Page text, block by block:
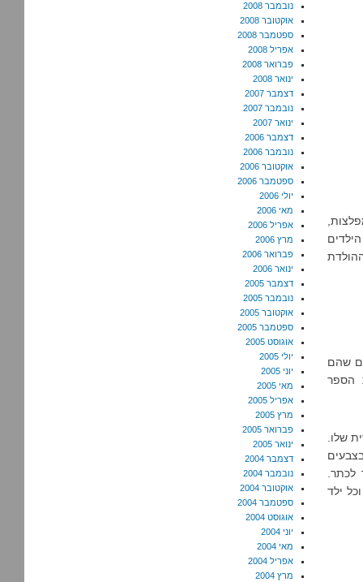
שהם
הספר
שלו.
לכתר.
ילד
נובמבר 2008
אוקטובר 2008
ספטמבר 2008
אפריל 2008
פברואר 2008
ינואר 2008
דצמבר 2007
נובמבר 2007
ינואר 2007
דצמבר 2006
נובמבר 2006
אוקטובר 2006
ספטמבר 2006
יולי 2006
מאי 2006
אפריל 2006
מרץ 2006
פברואר 2006
ינואר 2006
דצמבר 2005
נובמבר 2005
אוקטובר 2005
ספטמבר 2005
אוגוסט 2005
יולי 2005
יוני 2005
מאי 2005
אפריל 2005
מרץ 2005
פברואר 2005
ינואר 2005
דצמבר 2004
נובמבר 2004
אוקטובר 2004
ספטמבר 2004
אוגוסט 2004
יוני 2004
מאי 2004
אפריל 2004
מרץ 2004